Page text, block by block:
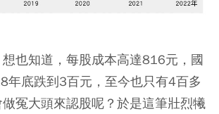
想也知道，每股成本高達816元，國
年底跌到3百元，至今也只有4百多
冤大頭來認股呢？於是這筆壯烈犧